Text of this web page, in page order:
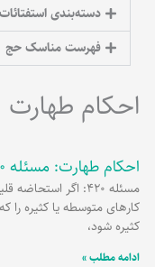
دسته‌بندی استفتائات
فهرست مناسک حج
احکام طهارت
احکام طهارت: مسئله 420
مسئله 420: اگر
کارهاى متوسطه یا کثیره
کثیره شود،
ادامه مطلب »
برگهبرگهبرگهبرگهبرگهبرگه